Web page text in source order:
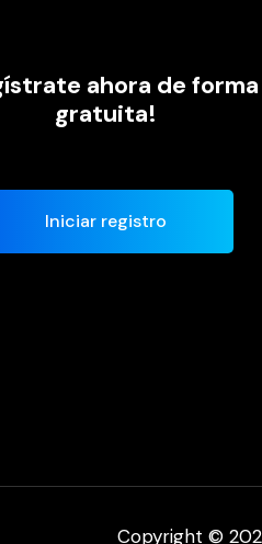
ahora de forma
gratuita!
Iniciar registro
Copyright ©